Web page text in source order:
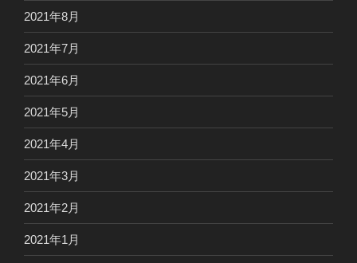
2021年8月
2021年7月
2021年6月
2021年5月
2021年4月
2021年3月
2021年2月
2021年1月